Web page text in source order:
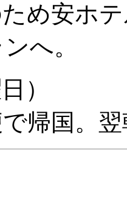
め安ホ
へ。
）
帰国。翌